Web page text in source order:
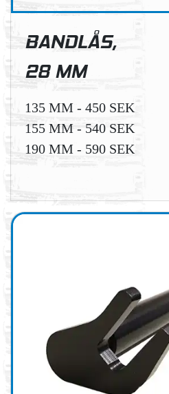
BANDLÅS,
28 MM
135 MM - 450 SEK
155 MM - 540 SEK
190 MM - 590 SEK